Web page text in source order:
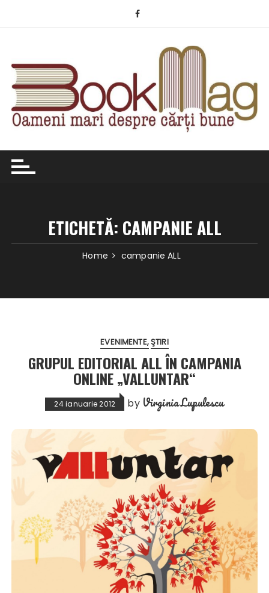
ETICHETĂ: CAMPANIE ALL
Home campanie ALL
EVENIMENTE ŞTIRI
GRUPUL EDITORIAL ALL ÎN CAMPANIA
ONLINE „VALLUNTAR“
24 ianuarie 2012 by Virginia Lupulescu